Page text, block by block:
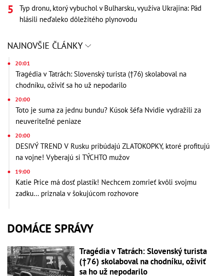
Typ dronu, ktorý vybuchol v Bulharsku, využíva Ukrajina: Pád
hlásili neďaleko dôležitého plynovodu
NAJNOVŠIE ČLÁNKY
20:01
Tragédia v Tatrách: Slovenský turista (†76) skolaboval na
chodníku, oživiť sa ho už nepodarilo
20:00
Toto je suma za jednu bundu? Kúsok šéfa Nvidie vydražili za
neuveriteľné peniaze
20:00
DESIVÝ TREND V Rusku pribúdajú ZLATOKOPKY, ktoré profitujú
na vojne! Vyberajú si TÝCHTO mužov
19:00
Katie Price má dosť plastík! Nechcem zomrieť kvôli svojmu
zadku... priznala v šokujúcom rozhovore
DOMÁCE SPRÁVY
Tragédia v Tatrách: Slovenský turista
(†76) skolaboval na chodníku, oživiť
sa ho už nepodarilo